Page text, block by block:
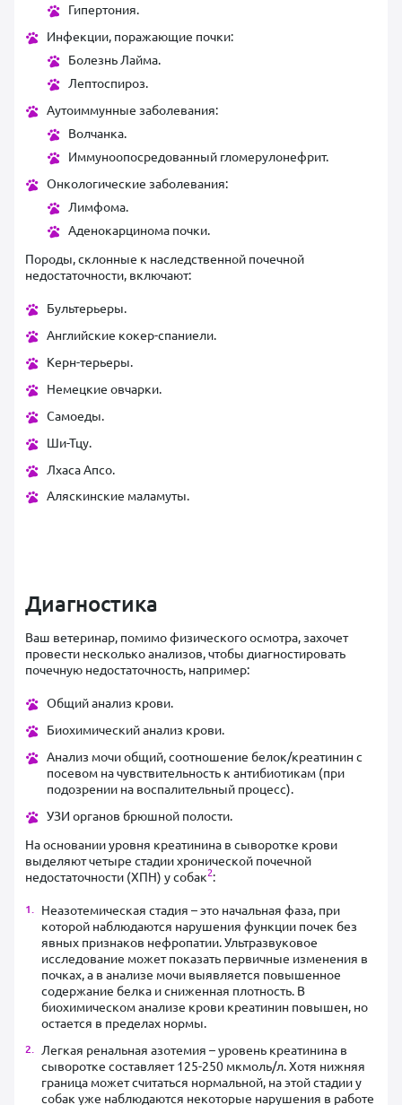
Гипертония.
Инфекции, поражающие почки:
Болезнь Лайма.
Лептоспироз.
Аутоиммунные заболевания:
Волчанка.
Иммуноопосредованный гломерулонефрит.
Онкологические заболевания:
Лимфома.
Аденокарцинома почки.
Породы, склонные к наследственной почечной
недостаточности, включают:
Бультерьеры.
Английские кокер-спаниели.
Керн-терьеры.
Немецкие овчарки.
Самоеды.
Ши-Тцу.
Лхаса Апсо.
Аляскинские маламуты.
Диагностика
Ваш ветеринар, помимо физического осмотра, захочет
провести несколько анализов, чтобы диагностировать
почечную недостаточность, например:
Общий анализ крови.
Биохимический анализ крови.
Анализ мочи общий, соотношение белок/креатинин с
посевом на чувствительность к антибиотикам (при
подозрении на воспалительный процесс).
УЗИ органов брюшной полости.
На основании уровня креатинина в сыворотке крови
выделяют четыре стадии хронической почечной
недостаточности (ХПН) у собак2:
Неазотемическая стадия – это начальная фаза, при
которой наблюдаются нарушения функции почек без
явных признаков нефропатии. Ультразвуковое
исследование может показать первичные изменения в
почках, а в анализе мочи выявляется повышенное
содержание белка и сниженная плотность. В
биохимическом анализе крови креатинин повышен, но
остается в пределах нормы.
Легкая ренальная азотемия – уровень креатинина в
сыворотке составляет 125-250 мкмоль/л. Хотя нижняя
граница может считаться нормальной, на этой стадии у
собак уже наблюдаются некоторые нарушения в работе